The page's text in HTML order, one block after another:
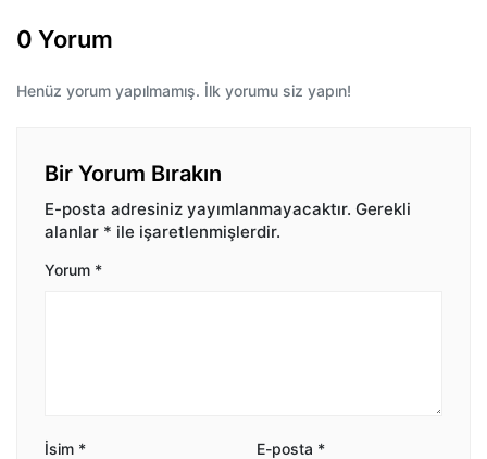
0 Yorum
Henüz yorum yapılmamış. İlk yorumu siz yapın!
Bir Yorum Bırakın
E-posta adresiniz yayımlanmayacaktır. Gerekli
alanlar * ile işaretlenmişlerdir.
Yorum *
İsim * E-posta *